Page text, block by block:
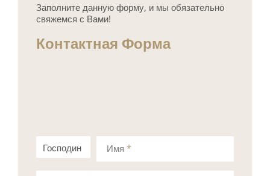
Заполните данную форму, и мы обязательно
свяжемся с Вами!
Контактная Форма
Господин Госпожа
Имя *